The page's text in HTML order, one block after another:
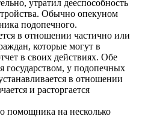
утратил дееспособность
Обычно опекуном
подопечного.
в отношении частично или
которые могут в
в своих действиях. Обе
государством, у подопечных
в отношении
и расторгается
помощника на несколько